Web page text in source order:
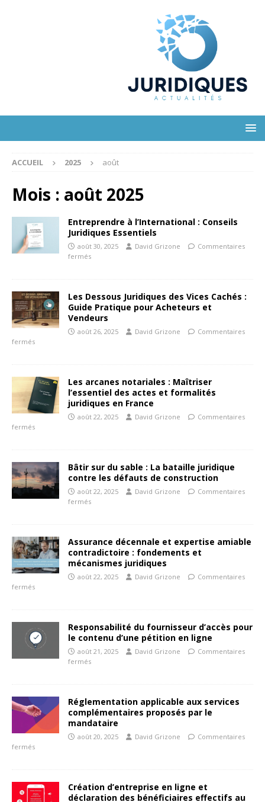
ACCUEIL 2025 août
Mois : août 2025
Entreprendre à l’International : Conseils
Juridiques Essentiels
août 30, 2025 David Grizone
Commentaires
fermés
Les Dessous Juridiques des Vices Cachés :
Guide Pratique pour Acheteurs et
Vendeurs
août 26, 2025 David Grizone
Commentaires
fermés
Les arcanes notariales : Maîtriser
l’essentiel des actes et formalités
juridiques en France
août 22, 2025 David Grizone
Commentaires
fermés
Bâtir sur du sable : La bataille juridique
contre les défauts de construction
août 22, 2025 David Grizone
Commentaires
fermés
Assurance décennale et expertise amiable
contradictoire : fondements et
mécanismes juridiques
août 22, 2025 David Grizone
Commentaires
fermés
Responsabilité du fournisseur d’accès pour
le contenu d’une pétition en ligne
août 21, 2025 David Grizone
Commentaires
fermés
Réglementation applicable aux services
complémentaires proposés par le
mandataire
août 20, 2025 David Grizone
Commentaires
fermés
Création d’entreprise en ligne et
déclaration des bénéficiaires effectifs au